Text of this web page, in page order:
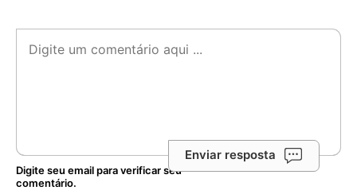
Enviar resposta
Digite seu email para verificar seu
comentário.